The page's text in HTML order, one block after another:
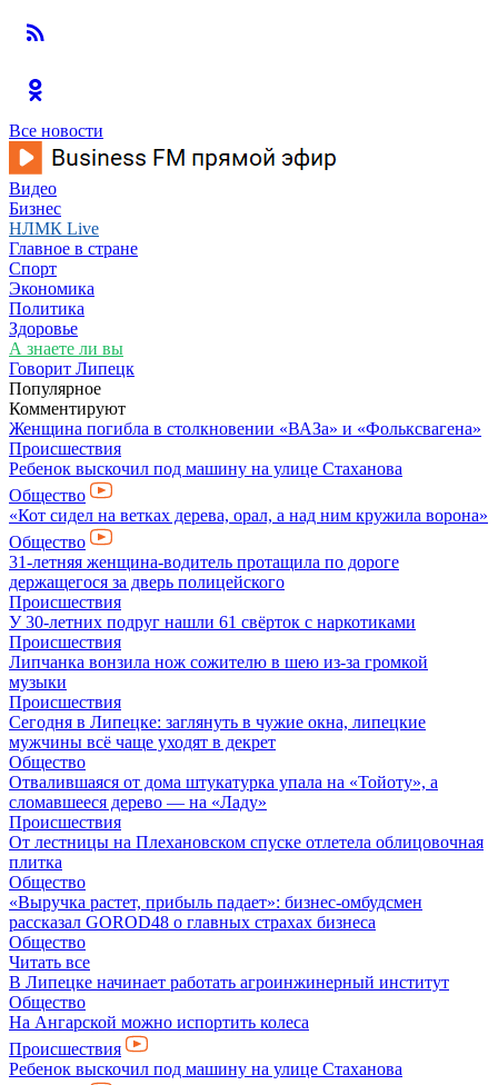
Все новости
Видео
Бизнес
НЛМК Live
Главное в стране
Спорт
Экономика
Политика
Здоровье
А знаете ли вы
Говорит Липецк
Популярное
Комментируют
Женщина погибла в столкновении «ВАЗа» и «Фольксвагена»
Происшествия
Ребенок выскочил под машину на улице Стаханова
Общество
«Кот сидел на ветках дерева, орал, а над ним кружила ворона»
Общество
31-летняя женщина-водитель протащила по дороге
держащегося за дверь полицейского
Происшествия
У 30-летних подруг нашли 61 свёрток с наркотиками
Происшествия
Липчанка вонзила нож сожителю в шею из-за громкой
музыки
Происшествия
Сегодня в Липецке: заглянуть в чужие окна, липецкие
мужчины всё чаще уходят в декрет
Общество
Отвалившаяся от дома штукатурка упала на «Тойоту», а
сломавшееся дерево — на «Ладу»
Происшествия
От лестницы на Плехановском спуске отлетела облицовочная
плитка
Общество
«Выручка растет, прибыль падает»: бизнес-омбудсмен
рассказал GOROD48 о главных страхах бизнеса
Общество
Читать все
В Липецке начинает работать агроинжинерный институт
Общество
На Ангарской можно испортить колеса
Происшествия
Ребенок выскочил под машину на улице Стаханова